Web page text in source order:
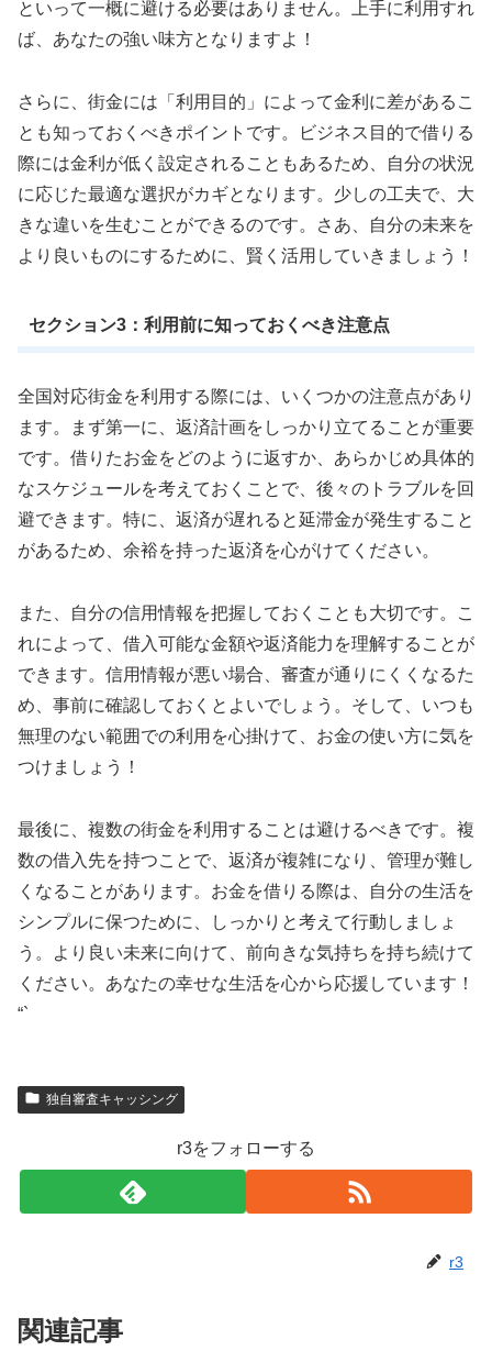
といって一概に避ける必要はありません。上手に利用すれ
ば、あなたの強い味方となりますよ！
さらに、街金には「利用目的」によって金利に差があるこ
とも知っておくべきポイントです。ビジネス目的で借りる
際には金利が低く設定されることもあるため、自分の状況
に応じた最適な選択がカギとなります。少しの工夫で、大
きな違いを生むことができるのです。さあ、自分の未来を
より良いものにするために、賢く活用していきましょう！
セクション3：利用前に知っておくべき注意点
全国対応街金を利用する際には、いくつかの注意点があり
ます。まず第一に、返済計画をしっかり立てることが重要
です。借りたお金をどのように返すか、あらかじめ具体的
なスケジュールを考えておくことで、後々のトラブルを回
避できます。特に、返済が遅れると延滞金が発生すること
があるため、余裕を持った返済を心がけてください。
また、自分の信用情報を把握しておくことも大切です。こ
れによって、借入可能な金額や返済能力を理解することが
できます。信用情報が悪い場合、審査が通りにくくなるた
め、事前に確認しておくとよいでしょう。そして、いつも
無理のない範囲での利用を心掛けて、お金の使い方に気を
つけましょう！
最後に、複数の街金を利用することは避けるべきです。複
数の借入先を持つことで、返済が複雑になり、管理が難し
くなることがあります。お金を借りる際は、自分の生活を
シンプルに保つために、しっかりと考えて行動しましょ
う。より良い未来に向けて、前向きな気持ちを持ち続けて
ください。あなたの幸せな生活を心から応援しています！
“`
独自審査キャッシング
r3をフォローする
r3
関連記事